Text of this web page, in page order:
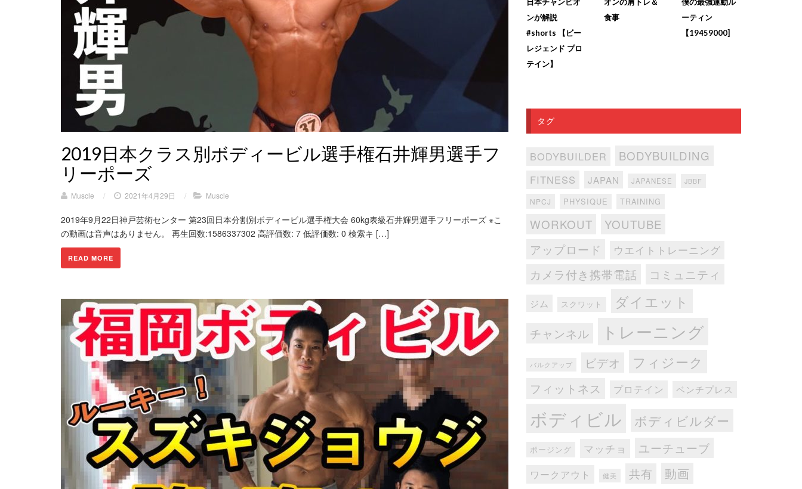
2019日本クラス別ボディービル選手権石井輝男選手フ
リーポーズ
Muscle / 2021年4月29日 / Muscle
2019年9月22日神戸芸術センター 第23回日本分割別ボディービル選手権大会 60kg表級石井輝男選手フリーポーズ ※こ
の動画は音声はありません。 再生回数:1586337302 高評価数: 7 低評価数: 0 検索キ […]
READ MORE
日本チャンピオ
ンが解説
#shorts 【ビー
レジェンド プロ
テイン】
オンの肩トレ＆
食事
僕の最強運動ル
ーティン
【19459000]
タグ
BODYBUILDER BODYBUILDING
FITNESS JAPAN JAPANESE JBBF
NPCJ PHYSIQUE TRAINING
WORKOUT
YOUTUBE
アップロード
ウエイトトレーニング
カメラ付き携帯電話 コミュニティ
ジム スクワット ダイエット
チャンネル トレーニング
バルクアップ ビデオ フィジーク
フィットネス プロテイン ベンチプレス
ボディビル ボディビルダー
ポージング マッチョ ユーチューブ
ワークアウト 健美 共有 動画